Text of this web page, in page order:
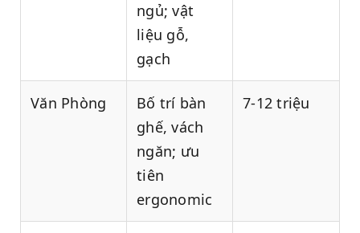
ngủ; vật
liệu gỗ,
gạch
Văn Phòng
Bố trí bàn
ghế, vách
ngăn; ưu
tiên
ergonomic
7-12 triệu